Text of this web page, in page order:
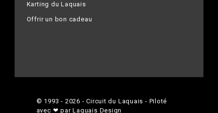
Karting du Laquais
Offrir un bon cadeau
© 1993 - 2026 - Circuit du Laquais - Piloté
avec ❤ par Laquais Design